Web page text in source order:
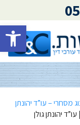
פתח
מסחרי – עו”ד יהונתן
יהונתן גולן